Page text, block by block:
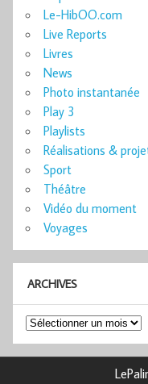
Le-HibOO.com
Live Reports
Livres
News
Photo instantanée
Play 3
Playlists
Réalisations &
Sport
Théâtre
Vidéo du moment
Voyages
ARCHIVES
Archives